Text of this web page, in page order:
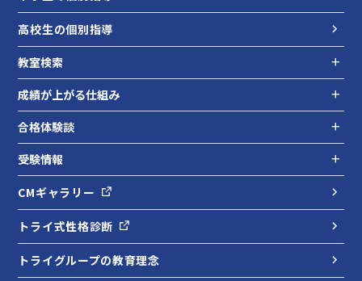
高校生の個別指導
教室検索
成績が上がる仕組み
合格体験談
受験情報
CMギャラリー
トライ式性格診断
トライグループの教育理念